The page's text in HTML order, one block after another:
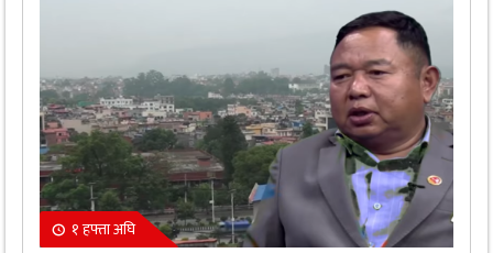
१ हफ्ता अघि